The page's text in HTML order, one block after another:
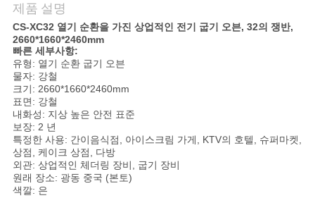
세
요
뉴
스
경
제품 설명
CS-XC32 열기 순환을 가진 상업적인 전기 굽기 오븐, 32의 쟁반,
2660*1660*2460mm
빠른 세부사항:
유형: 열기 순환 굽기 오븐
물자: 강철
크기: 2660*1660*2460mm
표면: 강철
내화성: 지상 높은 안전 표준
보장: 2 년
특정한 사용: 간이음식점, 아이스크림 가게, KTV의 호텔, 슈퍼마켓,
상점, 케이크 상점, 다방
외관: 상업적인 체더링 장비, 굽기 장비
원래 장소: 광동 중국 (본토)
색깔: 은